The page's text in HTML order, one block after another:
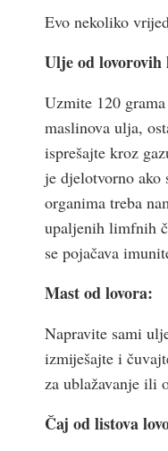
Evo nekoliko
Ulje od lovorovih
Uzmite 120
maslinova ulja,
isprešajte kroz
je djelotvorno ako
organima treba
upaljenih limfnih
se pojačava
Mast od lovora:
Napravite sami
izmiješajte i
za ublažavanje ili
Čaj od listova